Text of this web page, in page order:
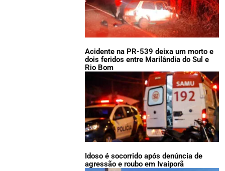
Acidente na PR-539 deixa um morto e
dois feridos entre Marilândia do Sul e
Rio Bom
Idoso é socorrido após denúncia de
agressão e roubo em Ivaiporã